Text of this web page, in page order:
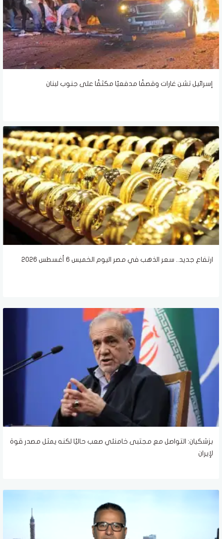
إسرائيل تشن غارات وقصفًا مدفعيًا مكثفًا على جنوب لبنان
ارتفاع جديد.. سعر الذهب في مصر اليوم الخميس 6 أغسطس 2026
بزشكيان: التواصل مع مجتبى خامنئي صعب حاليًا لكنه يمثل مصدر قوة
لإيران